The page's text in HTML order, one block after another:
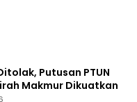
Putusan PTUN
Makmur Dikuatkan